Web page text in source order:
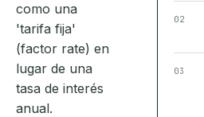
como una
'tarifa fija'
(factor rate) en
lugar de una
tasa de interés
anual.
02
03